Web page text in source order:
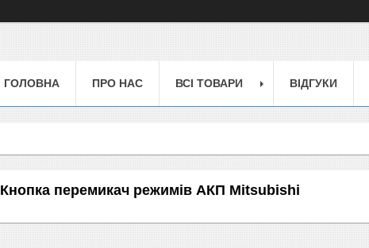
ГОЛОВНА ПРО НАС ВСІ ТОВАРИ ВІДГУКИ
Кнопка перемикач режимів АКП Mitsubishi